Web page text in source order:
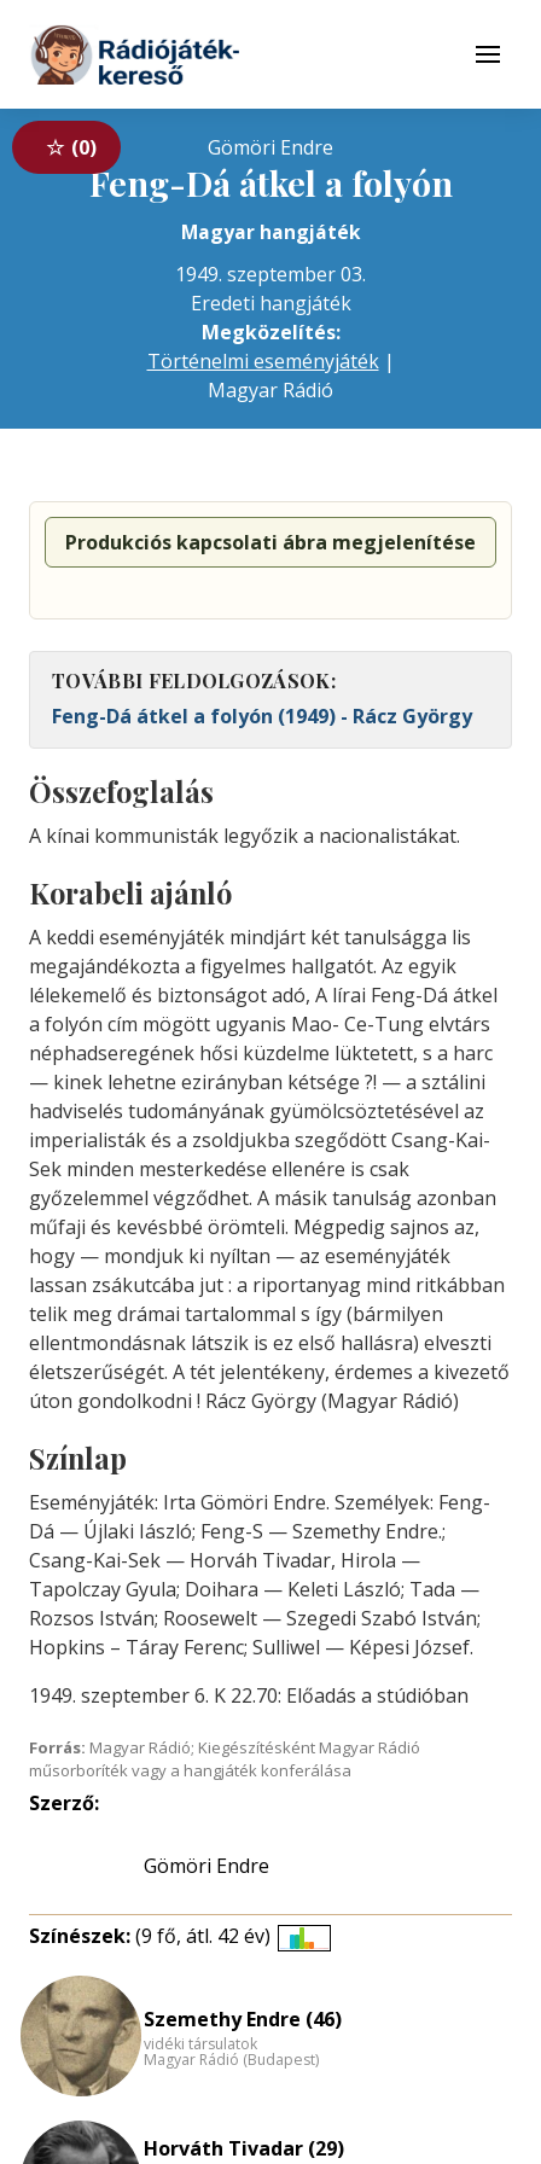
Tovább a tartalomhoz
Menü
0 Gömöri Endre
Feng-Dá átkel a folyón
Magyar hangjáték
1949. szeptember 03.
Eredeti hangjáték
Megközelítés:
Történelmi eseményjáték|
Magyar Rádió
Produkciós kapcsolati ábra megjelenítése
TOVÁBBI FELDOLGOZÁSOK:
Feng-Dá átkel a folyón (1949) - Rácz György
Összefoglalás
A kínai kommunisták legyőzik a nacionalistákat.
Korabeli ajánló
A keddi eseményjáték mindjárt kéttanulságga lis
megajándékozta a figyelmes hallgatót. Az egyik
lélekemelő és biztonságotadó, A lírai Feng-Dá átkel
a folyón cím mögött ugyanis Mao- Ce-Tungelvtárs
néphadseregének hősi küzdelme lüktetett, s a harc
— kinek lehetne ezirányban kétsége ?! —a sztálini
hadviselés tudományának gyümölcsöztetésével az
imperialistákés a zsoldjukba szegődöttCsang-Kai-
Sek minden mesterkedése ellenére is csak
győzelemmel végződhet. A másiktanulságazonban
műfaji és kevésbbé örömteli. Mégpedigsajnos az,
hogy — mondjuk ki nyíltan —az eseményjáték
lassan zsákutcába jut : a riportanyag mind ritkábban
telik megdrámai tartalommal s így (bármilyen
ellentmondásnak látszik is ez első hallásra) elveszti
életszerűségét. Atét jelentékeny, érdemes a kivezető
úton gondolkodni ! Rácz György (Magyar Rádió)
Színlap
Eseményjáték: Irta Gömöri Endre. Személyek: Feng-
Dá — Újlaki Iászló; Feng-S — Szemethy Endre.;
Csang-Kai-Sek — Horváh Tivadar, Hirola —
Tapolczay Gyula; Doihara — Keleti László; Tada —
Rozsos István; Roosewelt — Szegedi Szabó István;
Hopkins – Táray Ferenc; Sulliwel — Képesi József.
1949. szeptember 6. K 22.70: Előadás a stúdióban
Forrás: Magyar Rádió; Kiegészítésként Magyar Rádió
műsorboríték vagy a hangjáték konferálása
Szerző:
Gömöri Endre
Színészek:(9 fő, átl. 42 év)
nagyítása
Szemethy Endre (46)
vidéki társulatok
Magyar Rádió (Budapest)
Horváth Tivadar (29)